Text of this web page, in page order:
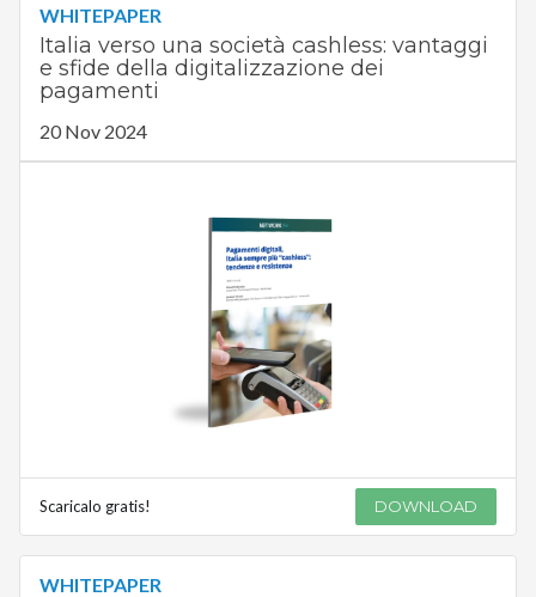
WHITEPAPER
Italia verso una società cashless: vantaggi
e sfide della digitalizzazione dei
pagamenti
20 Nov 2024
Scaricalo gratis! DOWNLOAD
WHITEPAPER